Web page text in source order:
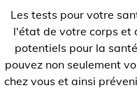
Les tests pour votre
l'état de votre corps et
potentiels pour la
pouvez non seulement
chez vous et ainsi